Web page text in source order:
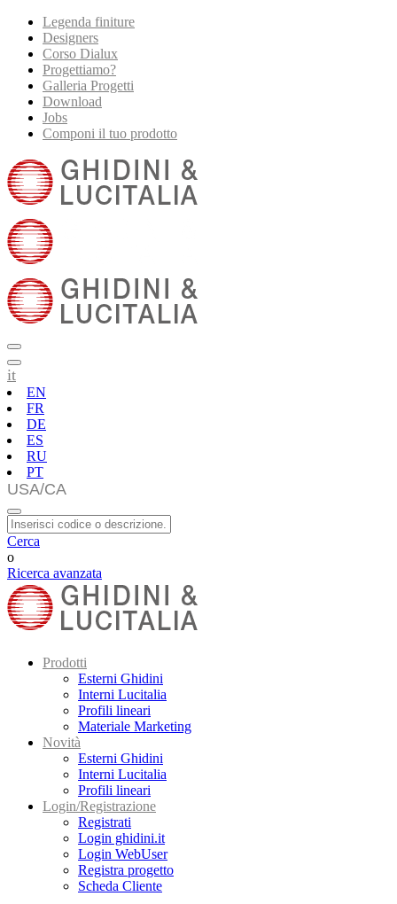
Legenda finiture
Designers
Corso Dialux
Progettiamo?
Galleria Progetti
Download
Jobs
Componi il tuo prodotto
it
EN
FR
DE
ES
RU
PT
Cerca
o
Ricerca avanzata
Prodotti
Esterni Ghidini
Interni Lucitalia
Profili lineari
Materiale Marketing
Novità
Esterni Ghidini
Interni Lucitalia
Profili lineari
Login/Registrazione
Registrati
Login ghidini.it
Login WebUser
Registra progetto
Scheda Cliente